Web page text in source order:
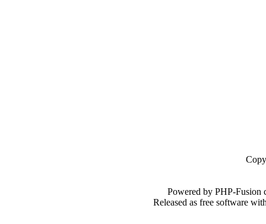
Powered by PHP-
Released as free software